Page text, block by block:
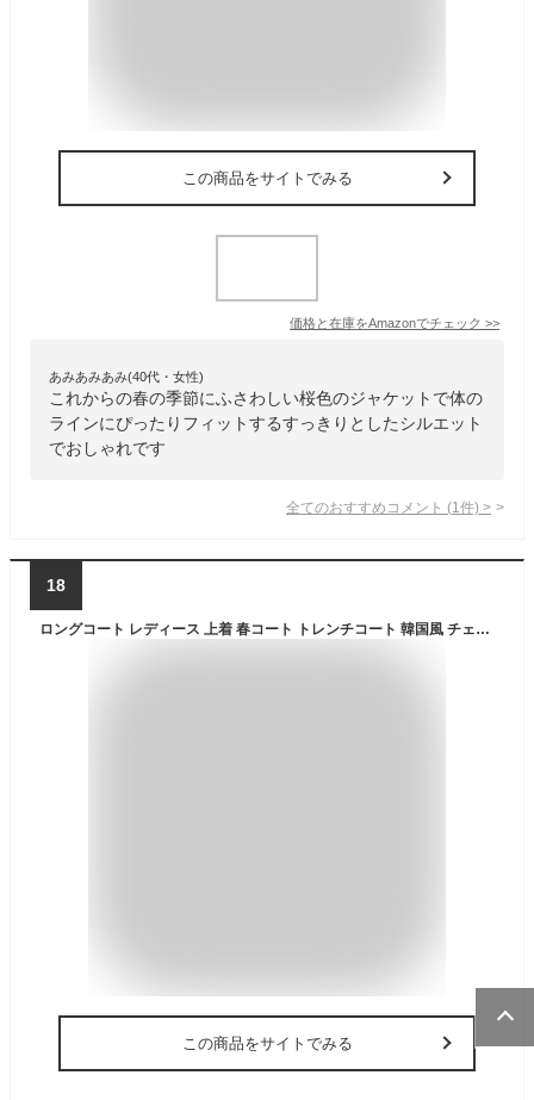
この商品をサイトでみる
価格と在庫をAmazonでチェック >>
あみあみあみ(40代・女性)
これからの春の季節にふさわしい桜色のジャケットで体の
ラインにぴったりフィットするすっきりとしたシルエット
でおしゃれです
全てのおすすめコメント (1 件) >
18
ロングコート レディース 上着 春コート トレンチコート 韓国風 チェスターコート XS 膝下長 細身 ロング丈 大きいサイズ ポケット付き きれいめ フォーマル 通勤 リクルート オールシーズン対応 就活 カーキ 薄手アウター 防寒
この商品をサイトでみる